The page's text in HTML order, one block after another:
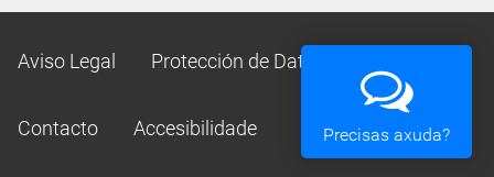
Aviso Legal Protección de Datos
Contacto Accesibilidade Precisas axuda?